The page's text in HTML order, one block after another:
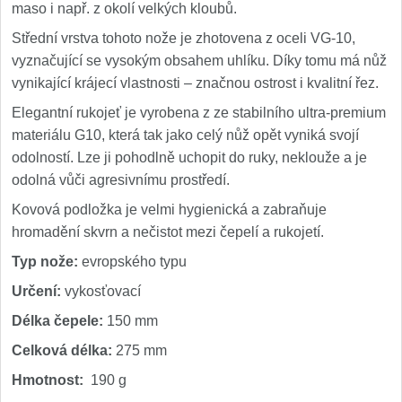
maso i např. z okolí velkých kloubů.
Střední vrstva tohoto nože je zhotovena z oceli VG-10,
vyznačující se vysokým obsahem uhlíku. Díky tomu má nůž
vynikající krájecí vlastnosti – značnou ostrost i kvalitní řez.
Elegantní rukojeť je vyrobena z ze stabilního ultra-premium
materiálu G10, která tak jako celý nůž opět vyniká svojí
odolností. Lze ji pohodlně uchopit do ruky, neklouže a je
odolná vůči agresivnímu prostředí.
Kovová podložka je velmi hygienická a zabraňuje
hromadění skvrn a nečistot mezi čepelí a rukojetí.
Typ nože: evropského typu
Určení: vykosťovací
Délka čepele: 150 mm
Celková délka: 275 mm
Hmotnost: 190 g